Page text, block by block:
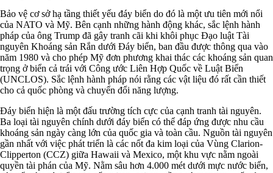
Bảo vệ cơ sở hạ tầng thiết yếu đáy biển do đó là một ưu tiên mới nổi
của NATO và Mỹ. Bên cạnh những hành động khác, sắc lệnh hành
pháp của ông Trump đã gây tranh cãi khi khôi phục Đạo luật Tài
nguyên Khoáng sản Rắn dưới Đáy biển, ban đầu được thông qua vào
năm 1980 và cho phép Mỹ đơn phương khai thác các khoáng sản quan
trọng ở biển cả trái với Công ước Liên Hợp Quốc về Luật Biển
(UNCLOS). Sắc lệnh hành pháp nói rằng các vật liệu đó rất cần thiết
cho cả quốc phòng và chuyển đổi năng lượng.
Đáy biển hiện là một đấu trường tích cực của cạnh tranh tài nguyên.
Ba loại tài nguyên chính dưới đáy biển có thể đáp ứng được nhu cầu
khoáng sản ngày càng lớn của quốc gia và toàn cầu. Nguồn tài nguyên
gần nhất với việc phát triển là các nốt đa kim loại của Vùng Clarion-
Clipperton (CCZ) giữa Hawaii và Mexico, một khu vực nằm ngoài
quyền tài phán của Mỹ. Nằm sâu hơn 4.000 mét dưới mực nước biển,